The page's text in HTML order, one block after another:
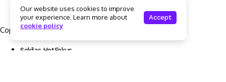
Copyright © 2025 Hotfokus.com | All rights reserved
Sekilas HotFokus
Our website uses cookies to improve
your experience. Learn more about
cookie policy
Accept